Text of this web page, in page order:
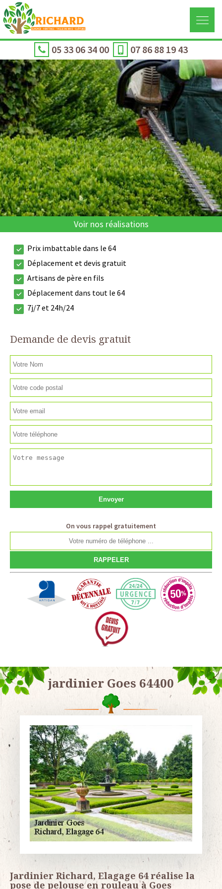
05 33 06 34 00 07 86 88 19 43
Voir nos réalisations
Prix imbattable dans le 64
Déplacement et devis gratuit
Artisans de père en fils
Déplacement dans tout le 64
7j/7 et 24h/24
Demande de devis gratuit
On vous rappel gratuitement
jardinier Goes 64400
Jardinier Richard, Elagage 64 réalise la
pose de pelouse en rouleau à Goes